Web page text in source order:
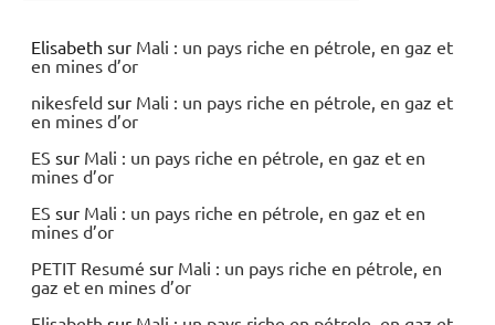
Elisabeth sur Mali : un pays riche en pétrole, en gaz et
en mines d’or
nikesfeld sur Mali : un pays riche en pétrole, en gaz et
en mines d’or
ES sur Mali : un pays riche en pétrole, en gaz et en
mines d’or
ES sur Mali : un pays riche en pétrole, en gaz et en
mines d’or
PETIT Resumé sur Mali : un pays riche en pétrole, en
gaz et en mines d’or